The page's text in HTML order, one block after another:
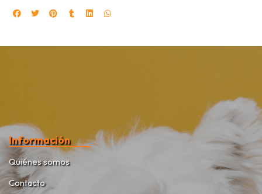
Información
Quiénes somos
Contacto